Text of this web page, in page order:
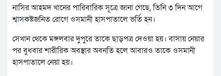
নাসির আহমদ খানের পারিবারিক সূত্রে জানা গেছে, তিনি ৩ দিন আগে
শ্বাসকষ্টজনিত রোগে ওসমানী হাসপাতালে ভর্তি হন।
সেখান থেকে মঙ্গলবার দুপুরে তাকে ছাড়পত্র দেওয়া হয়। বাসায় নেয়ার
পর বুধবার শারীরিক অবস্থার অবনতি হলে আবারও তাকে ওসমানী
হাসপাতালে নেয়া হয়।